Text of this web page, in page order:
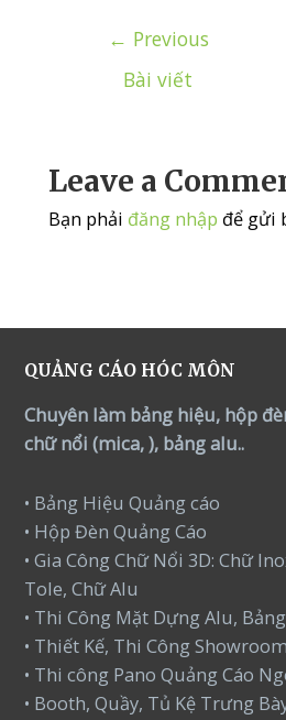
← Previous
Bài viết
Leave a
Bạn phải đăng nhập để gửi
QUẢNG CÁO HÓC MÔN
Chuyên làm bảng hiệu, hộp
chữ nổi (mica, ), bảng alu..
• Bảng Hiệu Quảng cáo
• Hộp Đèn Quảng Cáo
• Gia Công Chữ Nổi 3D: Chữ
Tole, Chữ Alu
• Thi Công Mặt Dựng Alu,
• Thiết Kế, Thi Công
• Thi công Pano Quảng Cáo
• Booth, Quầy, Tủ Kệ Trưng